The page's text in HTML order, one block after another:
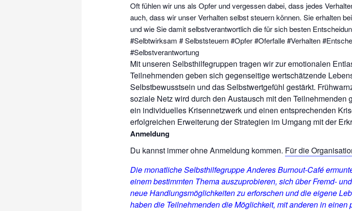
Oft fühlen wir uns als Opfer und vergessen dabei, dass jedes
auch, dass wir unser Verhalten selbst steuern können. Sie erhalten
und wie Sie damit selbstverantwortlich die für sich besten
#Selbtwirksam # Selbststeuern #Opfer #Oferfalle #Verhalten
#Selbstverantwortung
Mit unseren Selbsthilfegruppen tragen wir zur emotionalen
Teilnehmenden geben sich gegenseitige wertschätzende
Selbstbewusstsein und das Selbstwertgefühl gestärkt.
soziale Netz wird durch den Austausch mit den
ein individuelles Krisennetzwerk und einen entsprechenden
erfolgreichen Erweiterung der Strategien im Umgang mit der
Anmeldung
Du kannst immer ohne Anmeldung kommen. Für die
Die monatliche Selbsthilfegruppe Anderes Burnout-Café
einem bestimmten Thema auszuprobieren, sich über Fremd-
neue Handlungsmöglichkeiten zu erforschen und die eigene
haben die Teilnehmenden die Möglichkeit, mit anderen in